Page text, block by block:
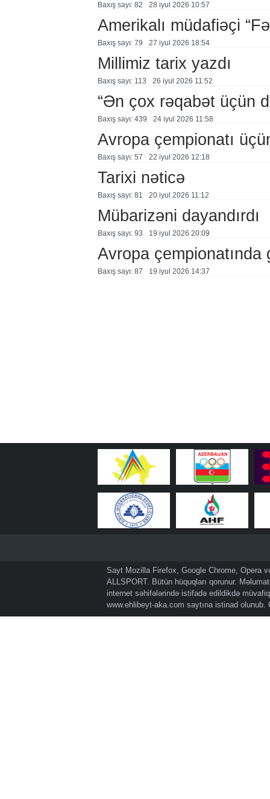
Baxış sayı: 82 28 i̇yul 2026 10:57
Amerikalı müdafiəçi
Baxış sayı: 79 27 i̇yul 2026 18:54
Millimiz tarix yazdı
Baxış sayı: 113 26 i̇yul 2026 11:52
“Ən çox rəqabət üçün
Baxış sayı: 439 24 i̇yul 2026 11:58
Avropa çempionatı
Baxış sayı: 57 22 i̇yul 2026 12:18
Tarixi nəticə
Baxış sayı: 81 20 i̇yul 2026 11:12
Mübarizəni dayandırdı
Baxış sayı: 93 19 i̇yul 2026 20:09
Avropa
Baxış sayı: 87 19 i̇yul 2026 14:37
Sayt Mozilla Firefox, Google Chrome, Opera
ALLSPORT. Bütün hüquqları qorunur.
internet səhifələrində istifadə edildikdə
www.ehlibeyt-aka.com saytına istinad olunub.